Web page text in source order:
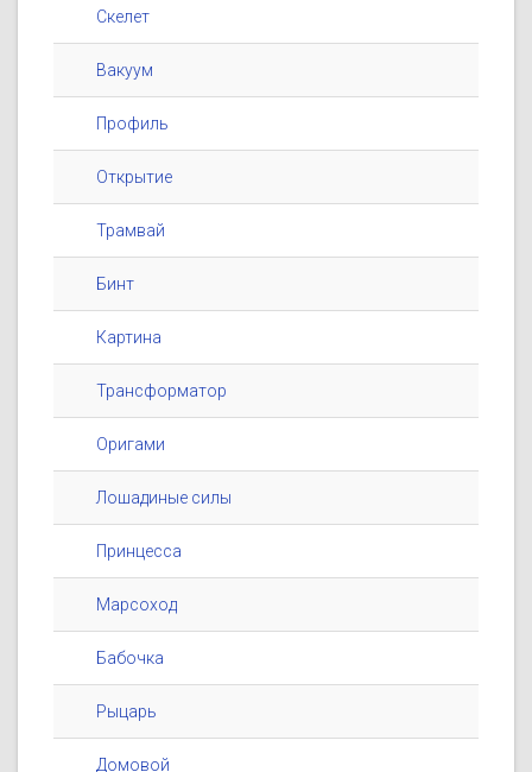
Скелет
Вакуум
Профиль
Открытие
Трамвай
Бинт
Картина
Трансформатор
Оригами
Лошадиные силы
Принцесса
Марсоход
Бабочка
Рыцарь
Домовой